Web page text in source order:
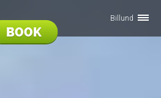
BOOK
Billund